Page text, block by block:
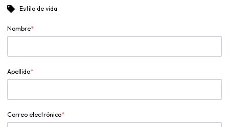
Estilo de vida
Nombre*
Apellido*
Correo electrónico*